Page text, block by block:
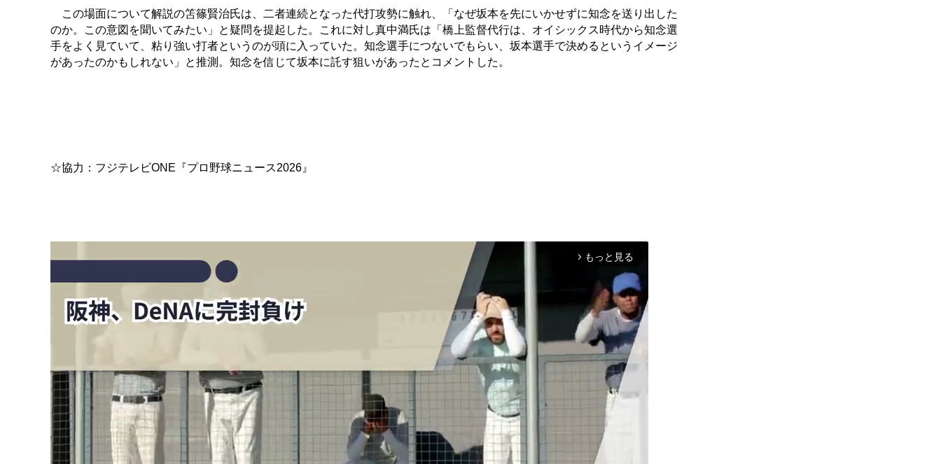
この場面について解説の笘篠賢治氏は、二者連続となった代打攻勢に触れ、「なぜ坂本を先にいかせずに知念を送り出した
のか。この意図を聞いてみたい」と疑問を提起した。これに対し真中満氏は「橋上監督代行は、オイシックス時代から知念選
手をよく見ていて、粘り強い打者というのが頭に入っていた。知念選手につないでもらい、坂本選手で決めるというイメージ
があったのかもしれない」と推測。知念を信じて坂本に託す狙いがあったとコメントした。
☆協力：フジテレビONE『プロ野球ニュース2026』
arrow_forward_ios もっと見る